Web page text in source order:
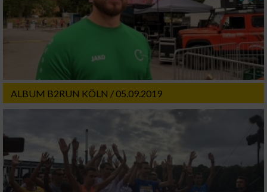
ALBUM B2RUN KÖLN / 05.09.2019